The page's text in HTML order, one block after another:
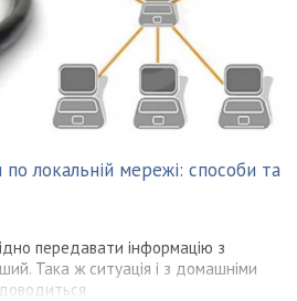
локальній мережі: способи та
передавати інформацію з
Така ж ситуація і з домашніми